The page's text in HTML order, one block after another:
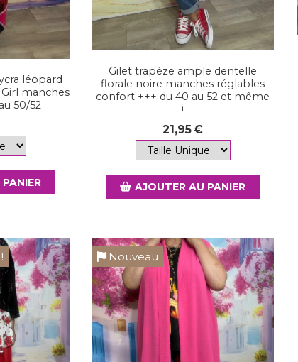
léopard
manches
50/52
Gilet trapèze ample dentelle
florale noire manches réglables
confort +++ du 40 au 52 et même
+
21,95€
AJOUTER AU PANIER
Nouveau